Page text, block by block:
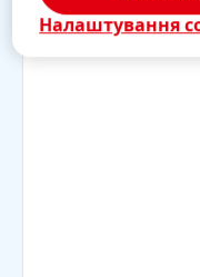
Налаштування